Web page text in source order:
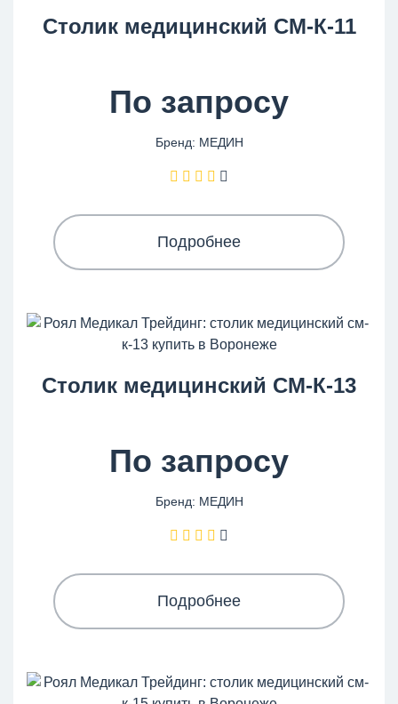
Столик медицинский СМ-К-11
По запросу
Бренд: МЕДИН
Подробнее
Столик медицинский СМ-К-13
По запросу
Бренд: МЕДИН
Подробнее